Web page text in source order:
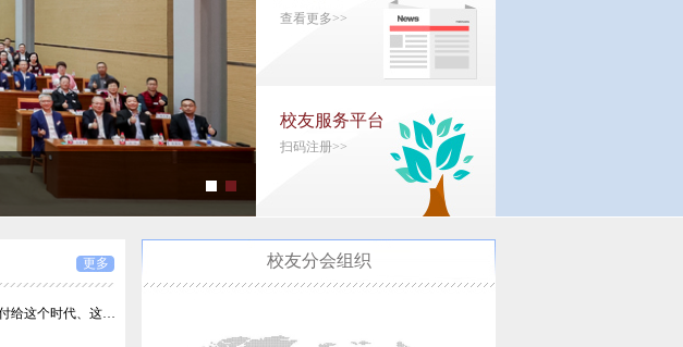
查看更多>>
校友服务平台
扫码注册>>
更多
王思政：把一颗怎样的“心”，托付给这个时代、这座城市、这份事业？
校友分会组织